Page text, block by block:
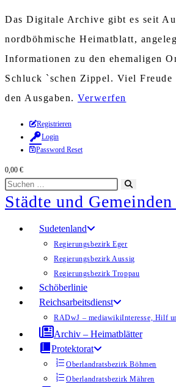
Das Digitale Archive gibt es seit
nordböhmische Heimatblatt,
Informationen zu den ehemaligen
Schluck `schen Zippel. Viel Freude
den Ausgaben. Verwerfen
Zum
Inhalt
springen
Registrieren
Login
Password Reset
0,00 €
Diese
Website
durchsuchen
starten
Städte und
Sudetenland
Regierungsbezirk Eger
Regierungsbezirk Aussig
Regierungsbezirk Troppau
Schöberlinie
Reichsarbeitsdienst
RADwJ – mediawikiInteresse, Hilf
Archiv – Heimatblätter
Protektorat
Oberlandratsbezirk Böhmen
Oberlandratsbezirk Mähren